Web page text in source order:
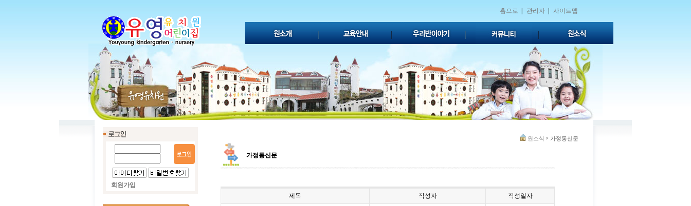
홈으로 관리자 사이트맵
회원가입
원소식 가정통신문
가정통신문
제목 작성자 작성일자